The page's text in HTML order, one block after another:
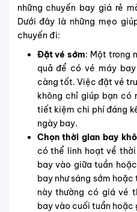
những chuyến bay giá rẻ
Dưới đây là những mẹo
chuyến đi:
Đặt vé sớm: Một trong
quả để có vé máy
càng tốt. Việc đặt vé
không chỉ giúp bạn có
tiết kiệm chi phí đáng
ngày bay.
Chọn thời gian bay
có thể linh hoạt về
bay vào giữa tuần
bay như sáng sớm
này thường có giá vé
bay vào cuối tuần hoặc